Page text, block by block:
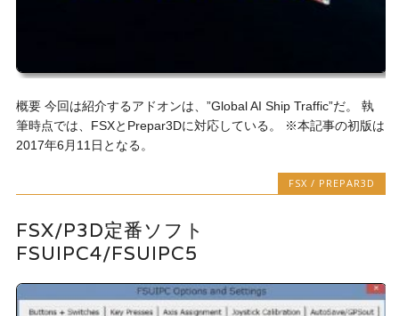
概要 今回は紹介するアドオンは、”Global AI Ship Traffic”だ。 執
筆時点では、FSXとPrepar3Dに対応している。 ※本記事の初版は
2017年6月11日となる。
FSX / PREPAR3D
FSX/P3D定番ソフト
FSUIPC4/FSUIPC5